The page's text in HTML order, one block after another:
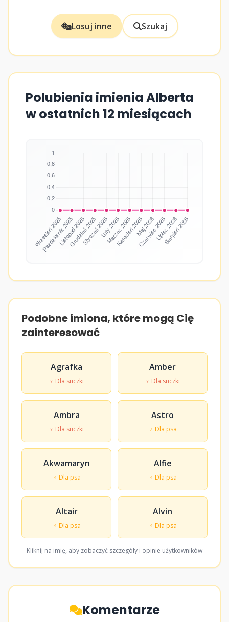
Losuj inne Szukaj
Polubienia imienia Alberta
w ostatnich 12 miesiącach
Podobne imiona, które mogą Cię
zainteresować
Agrafka
♀ Dla suczki
Amber
♀ Dla suczki
Ambra
♀ Dla suczki
Astro
♂ Dla psa
Akwamaryn
♂ Dla psa
Alfie
♂ Dla psa
Altair
♂ Dla psa
Alvin
♂ Dla psa
Kliknij na imię, aby zobaczyć szczegóły i opinie użytkowników
Komentarze